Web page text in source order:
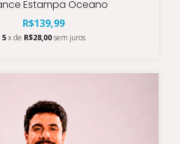
Estampa Oceano
R$139,99
5 x de R$28,00 sem juros